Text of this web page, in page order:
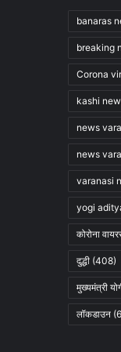
banaras
breaking
Corona
kashi
news
news
varanasi
yogi
कोरोना
दुद्धी (408)
मुख्यमंत्री
लॉकडाउन